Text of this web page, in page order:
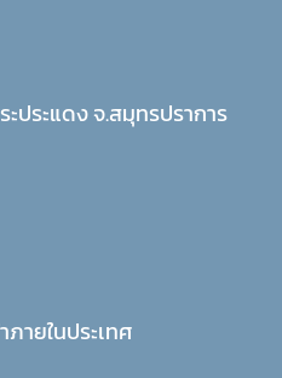
ประแดง จ.สมุทรปราการ
ายในประเทศ